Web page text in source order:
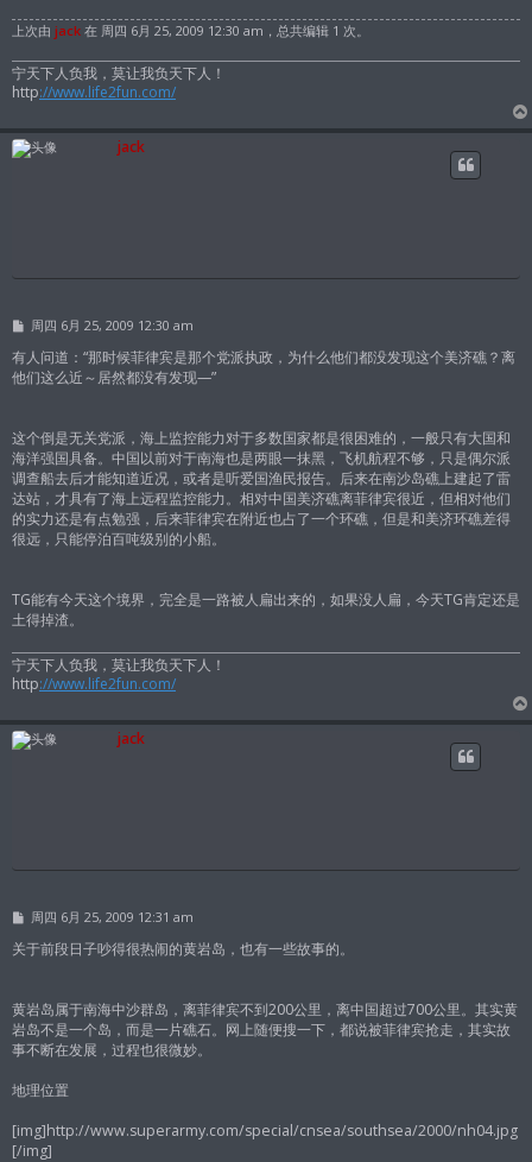
上次由 jack 在 周四 6月 25, 2009 12:30 am，总共编辑 1 次。
宁天下人负我，莫让我负天下人！
http://www.life2fun.com/
jack
帖
周四 6月 25, 2009 12:30 am
有人问道：“那时候菲律宾是那个党派执政，为什么他们都没发现这个美济礁？离
他们这么近～居然都没有发现—”
这个倒是无关党派，海上监控能力对于多数国家都是很困难的，一般只有大国和
海洋强国具备。中国以前对于南海也是两眼一抹黑，飞机航程不够，只是偶尔派
调查船去后才能知道近况，或者是听爱国渔民报告。后来在南沙岛礁上建起了雷
达站，才具有了海上远程监控能力。相对中国美济礁离菲律宾很近，但相对他们
的实力还是有点勉强，后来菲律宾在附近也占了一个环礁，但是和美济环礁差得
很远，只能停泊百吨级别的小船。
TG能有今天这个境界，完全是一路被人扁出来的，如果没人扁，今天TG肯定还是
土得掉渣。
宁天下人负我，莫让我负天下人！
http://www.life2fun.com/
jack
帖
周四 6月 25, 2009 12:31 am
关于前段日子吵得很热闹的黄岩岛，也有一些故事的。
黄岩岛属于南海中沙群岛，离菲律宾不到200公里，离中国超过700公里。其实黄
岩岛不是一个岛，而是一片礁石。网上随便搜一下，都说被菲律宾抢走，其实故
事不断在发展，过程也很微妙。
地理位置
[img]http://www.superarmy.com/special/cnsea/southsea/2000/nh04.jpg
[/img]